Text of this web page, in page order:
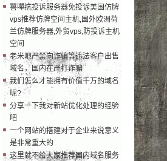
嘼嘽抗投诉服务器免投诉美国仿牌
vps推荐仿牌空间主机,国外欧洲荷
兰仿牌服务器,外贸vps,防投诉主机
空间
老米吧严禁向诈骗等违法客户出售
域名，国内在严打诈骗
我们怎么才能拥有价值千万的域名
呢?
分享一下我对新站优化处理的经验
吧
一个网站的搭建对于企业来说意义
是非常重大的
这里就不给大家推荐国内域名服务